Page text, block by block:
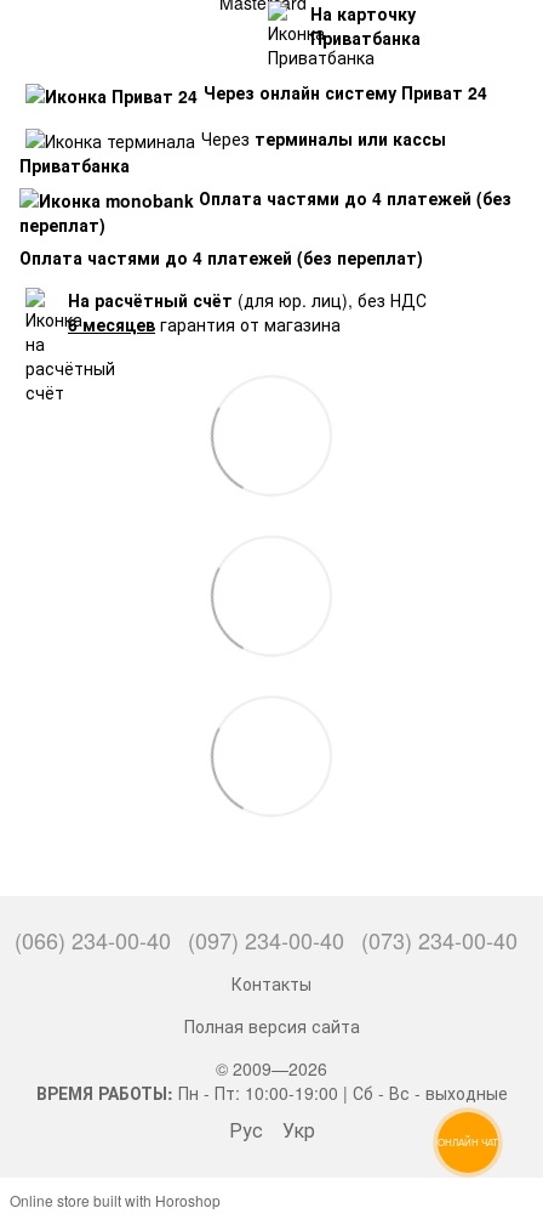
На карточку
Приватбанка
Через онлайн систему Приват 24
Через терминалы или кассы
Приватбанка
Оплата частями до 4 платежей (без
переплат)
Оплата частями до 4 платежей (без переплат)
На расчётный счёт (для юр. лиц), без НДС
6 месяцев гарантия от магазина
(066) 234-00-40 (097) 234-00-40 (073) 234-00-40
Контакты
Полная версия сайта
© 2009—2026
ВРЕМЯ РАБОТЫ: Пн - Пт: 10:00-19:00 | Сб - Вс - выходные
Рус Укр
Online store built with Horoshop
ОНЛАЙН ЧАТ